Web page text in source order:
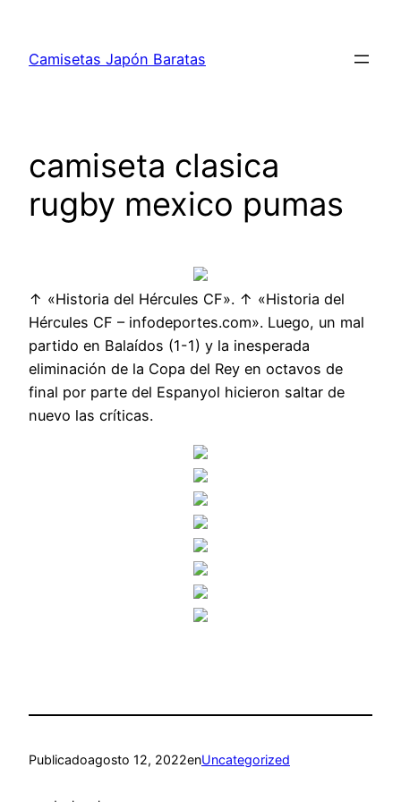
contenido
Camisetas Japón Baratas
camiseta clasica
rugby mexico pumas
↑ «Historia del Hércules CF». ↑ «Historia del
Hércules CF – infodeportes.com». Luego, un mal
partido en Balaídos (1-1) y la inesperada
eliminación de la Copa del Rey en octavos de
final por parte del Espanyol hicieron saltar de
nuevo las críticas.
Publicadoagosto 12, 2022enUncategorized